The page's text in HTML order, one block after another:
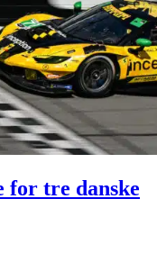
for tre danske